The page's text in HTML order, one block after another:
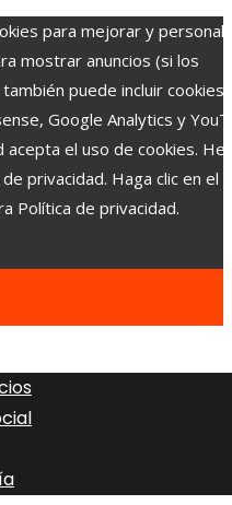
para mejorar y
mostrar anuncios (si los
puede incluir cookies
Google Analytics y
el uso de cookies.
privacidad. Haga clic en el
Política de privacidad.